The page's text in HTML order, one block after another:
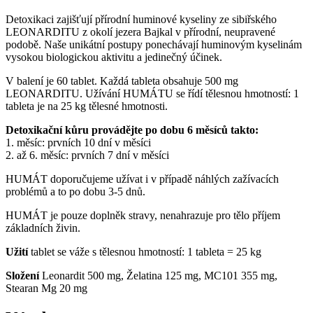
Detoxikaci zajišťují přírodní huminové kyseliny ze sibiřského
LEONARDITU z okolí jezera Bajkal v přírodní, neupravené
podobě. Naše unikátní postupy ponechávají huminovým kyselinám
vysokou biologickou aktivitu a jedinečný účinek.
V balení je 60 tablet. Každá tableta obsahuje 500 mg
LEONARDITU. Užívání HUMÁTU se řídí tělesnou hmotností: 1
tableta je na 25 kg tělesné hmotnosti.
Detoxikační kůru provádějte po dobu 6 měsíců takto:
1. měsíc: prvních 10 dní v měsíci
2. až 6. měsíc: prvních 7 dní v měsíci
HUMÁT doporučujeme užívat i v případě náhlých zažívacích
problémů a to po dobu 3-5 dnů.
HUMÁT je pouze doplněk stravy, nenahrazuje pro tělo příjem
základních živin.
Užitítablet se váže s tělesnou hmotností: 1 tableta = 25 kg
SloženíLeonardit 500 mg, Želatina 125 mg, MC101 355 mg,
Stearan Mg 20 mg